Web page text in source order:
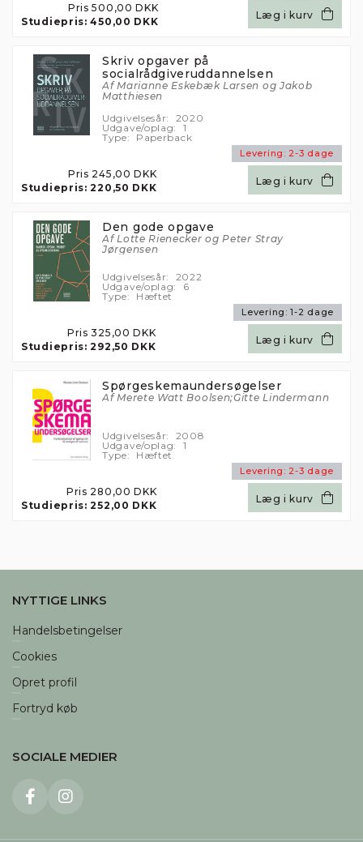
Pris 500,00 DKK
Studiepris: 450,00 DKK
Læg i kurv
Levering: 2-3 dage
Skriv opgaver på
socialrådgiveruddannelsen
Af Marianne Eskebæk Larsen og Jakob
Matthiesen
Udgivelsesår:
2020
Udgave/oplag:
1
Type:
Paperback
Pris 245,00 DKK
Studiepris: 220,50 DKK
Læg i kurv
Levering: 1-2 dage
Den gode opgave
Af Lotte Rienecker og Peter Stray
Jørgensen
Udgivelsesår:
2022
Udgave/oplag:
6
Type:
Hæftet
Pris 325,00 DKK
Studiepris: 292,50 DKK
Læg i kurv
Levering: 2-3 dage
Spørgeskemaundersøgelser
Af Merete Watt Boolsen;Gitte Lindermann
Udgivelsesår:
2008
Udgave/oplag:
1
Type:
Hæftet
Pris 280,00 DKK
Studiepris: 252,00 DKK
Læg i kurv
NYTTIGE LINKS
Handelsbetingelser
Cookies
Opret profil
Fortryd køb
SOCIALE MEDIER